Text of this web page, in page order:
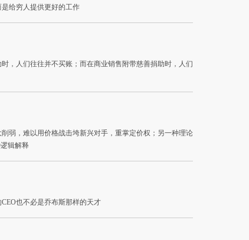
给穷人提供更好的工作
，人们往往并不买账；而在商业销售附带慈善捐助时，人们
弱，难以用价格战击垮新兴对手，重掌定价权；另一种理论
辑解释
也不必是乔布斯那样的天才